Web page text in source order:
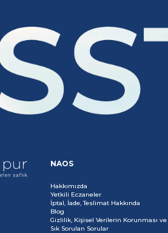
NAOS
Hakkımızda
Yetkili Eczaneler
İptal, İade, Teslimat Hakkında
Blog
Gizlilik, Kişisel Verilerin Korunması ve
Sık Sorulan Sorular